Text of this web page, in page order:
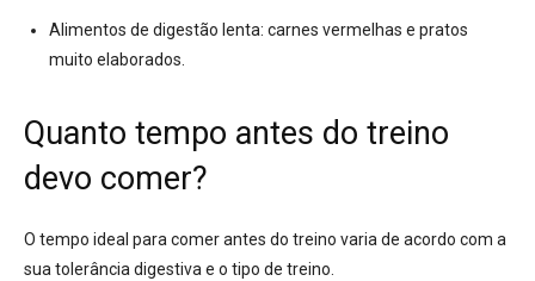
Alimentos de digestão lenta: carnes vermelhas e pratos
muito elaborados.
Quanto tempo antes do treino
devo comer?
O tempo ideal para comer antes do treino varia de acordo com a
sua tolerância digestiva e o tipo de treino.